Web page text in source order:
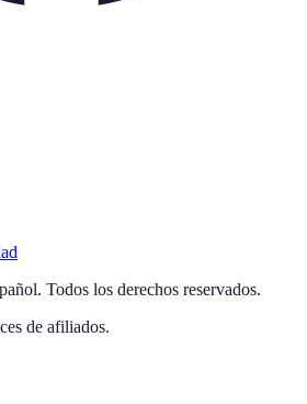
. Todos los derechos reservados.
de afiliados.